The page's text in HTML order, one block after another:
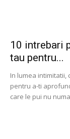
10 intrebari
tau pentru...
In lumea intimitatii,
pentru a-ti
care le pui nu